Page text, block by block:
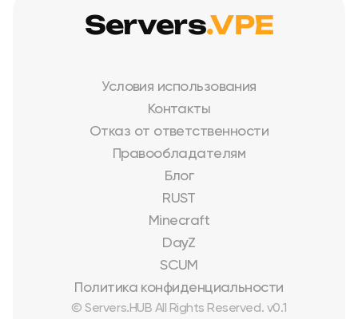
Условия использования
Контакты
Отказ от ответственности
Правообладателям
Блог
RUST
Minecraft
DayZ
SCUM
Политика конфиденциальности
© Servers.HUB All Rights Reserved. v0.1
Servers.VPE